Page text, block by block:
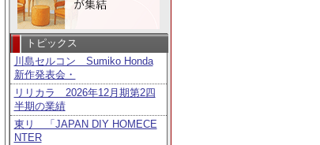
トピックス
川島セルコン Sumiko Honda
新作発表会・
リリカラ 2026年12月期第2四
半期の業績
東リ 「JAPAN DIY HOMECE
NTER